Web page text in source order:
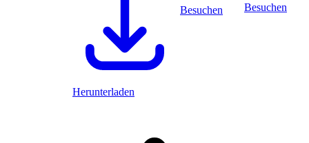
Herunterladen
Besuchen Besuchen